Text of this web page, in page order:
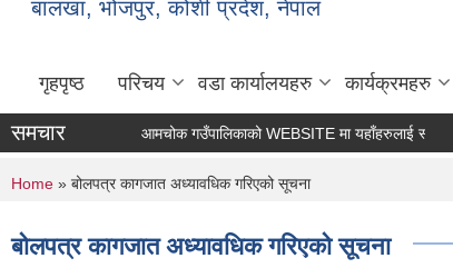
बालंखा, भोजपुर, कोशी प्रदेश, नेपाल
गृहपृष्ठ परिचय वडा कार्यालयहरु कार्यक्रमहरु
आमचोक गउँपालिकाको WEBSITE मा यहाँहरुलाई स्वागत छ ।
समचार
You are here
Home » बोलपत्र कागजात अध्यावधिक गरिएको सूचना
बोलपत्र कागजात अध्यावधिक गरिएको सूचना